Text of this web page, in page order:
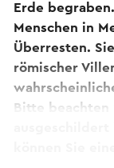
Erde
Menschen in
Überresten.
römischer
Bitte beachten
können Sie